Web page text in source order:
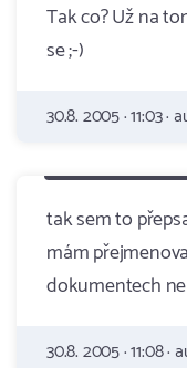
Tak co? Už na
se ;-)
30.8. 2005 · 11:03 ·
tak sem to
mám
dokumentech
30.8. 2005 · 11:08 ·